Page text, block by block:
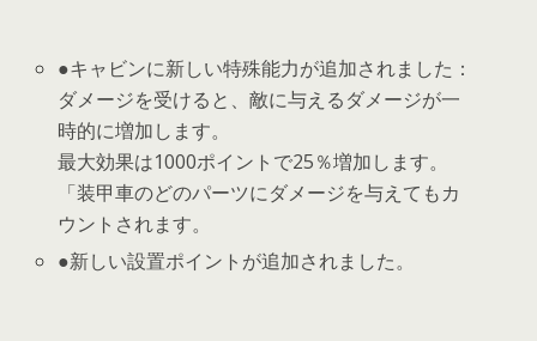
●キャビンに新しい特殊能力が追加されました：
ダメージを受けると、敵に与えるダメージが一
時的に増加します。
最大効果は1000ポイントで25％増加します。
「装甲車のどのパーツにダメージを与えてもカ
ウントされます。
●新しい設置ポイントが追加されました。